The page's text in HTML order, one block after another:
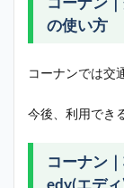
の使い方
コーナンでは交
今後、利用でき
コーナン
edy(エデ